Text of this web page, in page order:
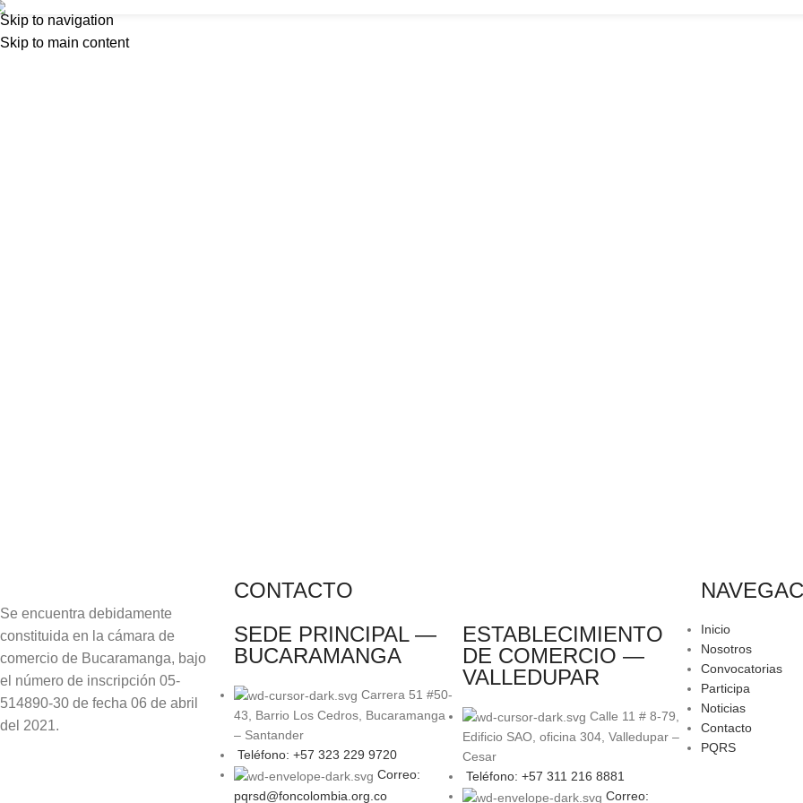
Skip to navigation
Skip to main content
Se encuentra debidamente
constituida en la cámara de
comercio de Bucaramanga, bajo
el número de inscripción 05-
514890-30 de fecha 06 de abril
del 2021.
CONTACTO
SEDE PRINCIPAL —
BUCARAMANGA
Carrera 51 #50-
43, Barrio Los Cedros, Bucaramanga
– Santander
Teléfono: +57 323 229 9720
Correo:
pqrsd@foncolombia.org.co
ESTABLECIMIENTO
DE COMERCIO —
VALLEDUPAR
Calle 11 # 8-79,
Edificio SAO, oficina 304, Valledupar –
Cesar
Teléfono: +57 311 216 8881
Correo:
Inicio
Nosotros
Convocatorias
Participa
Noticias
Contacto
PQRS